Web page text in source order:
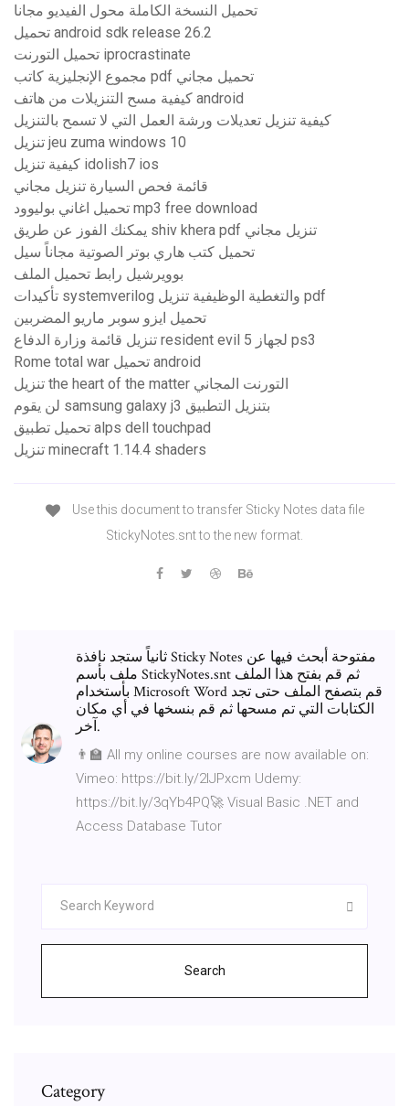
تحميل النسخة الكاملة محول الفيديو مجانا
تحميل android sdk release 26.2
تحميل التورنت iprocrastinate
مجموع الإنجليزية كاتب pdf تحميل مجاني
كيفية مسح التنزيلات من هاتف android
كيفية تنزيل تعديلات ورشة العمل التي لا تسمح بالتنزيل
تنزيل jeu zuma windows 10
كيفية تنزيل idolish7 ios
قائمة فحص السيارة تنزيل مجاني
تحميل اغاني بوليوود mp3 free download
يمكنك الفوز عن طريق shiv khera pdf تنزيل مجاني
تحميل كتب هاري بوتر الصوتية مجاناً سيل
بوويرشيل رابط تحميل الملف
تأكيدات systemverilog والتغطية الوظيفية تنزيل pdf
تحميل ايزو سوبر ماريو المضربين
تنزيل قائمة وزارة الدفاع resident evil 5 لجهاز ps3
Rome total war تحميل android
تنزيل the heart of the matter التورنت المجاني
لن يقوم samsung galaxy j3 بتنزيل التطبيق
تحميل تطبيق alps dell touchpad
تنزيل minecraft 1.14.4 shaders
Use this document to transfer Sticky Notes data file
StickyNotes.snt to the new format.
ثانياً ستجد نافذة Sticky Notes مفتوحة أبحث فيها عن
ملف بأسم StickyNotes.snt ثم قم بفتح هذا الملف
بأستخدام Microsoft Word قم بتصفح الملف حتى تجد
الكتابات التي تم مسحها ثم قم بنسخها في أي مكان
آخر.
👨‍🏫 All my online courses are now available on:
Vimeo: https://bit.ly/2IJPxcm Udemy:
https://bit.ly/3qYb4PQ🚀 Visual Basic .NET and
Access Database Tutor
Search
Category